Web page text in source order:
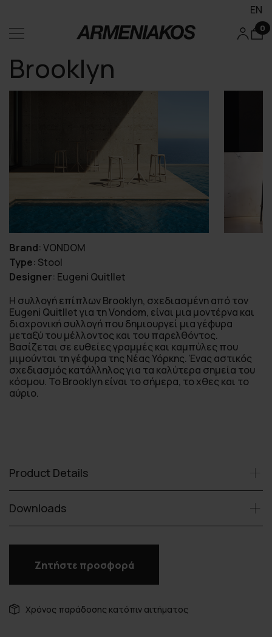
EN
0
Brooklyn
Brand:VONDOM
Type: Stool
Designer: Eugeni Quitllet
Η συλλογή επίπλων Brooklyn, σχεδιασμένη από τον
Eugeni Quitllet για τη Vondom, είναι μια μοντέρνα και
διαχρονική συλλογή που δημιουργεί μια γέφυρα
μεταξύ του μέλλοντος και του παρελθόντος.
Βασίζεται σε ευθείες γραμμές και καμπύλες που
μιμούνται τη γέφυρα της Νέας Υόρκης. Ένας αστικός
σχεδιασμός κατάλληλος για τα καλύτερα σημεία του
κόσμου. Το Brooklyn είναι το σήμερα, το χθες και το
αύριο.
Product Details
Downloads
Ζητήστε προσφορά
Χρόνος παράδοσης κατόπιν αιτήματος